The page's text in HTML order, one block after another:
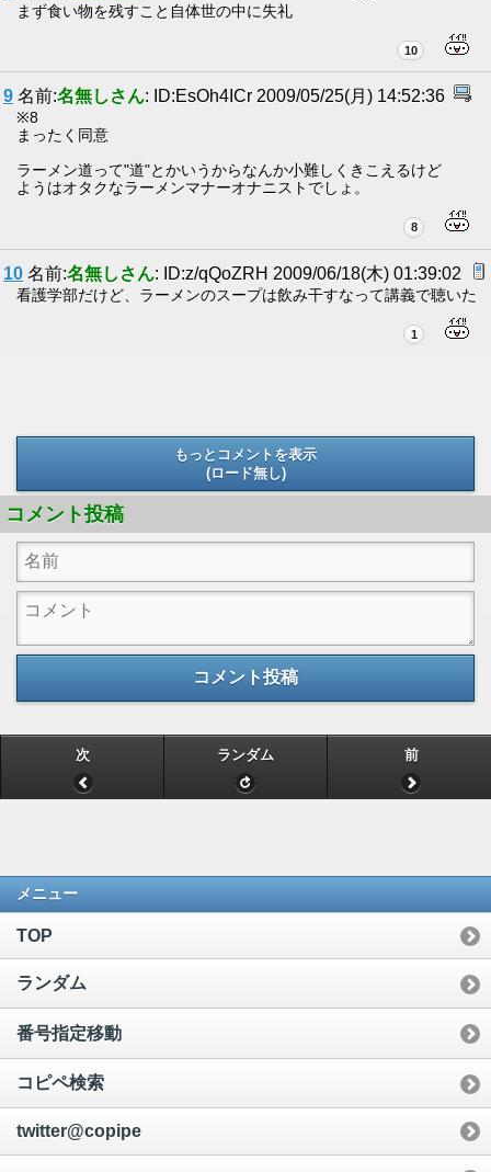
まず食い物を残すこと自体世の中に失礼
10
9 名前:名無しさん: ID:EsOh4ICr 2009/05/25(月) 14:52:36
※8
まったく同意
ラーメン道って"道"とかいうからなんか小難しくきこえるけど
ようはオタクなラーメンマナーオナニストでしょ。
8
10 名前:名無しさん: ID:z/qQoZRH 2009/06/18(木) 01:39:02
看護学部だけど、ラーメンのスープは飲み干すなって講義で聴いた
1
もっとコメントを表示
(ロード無し)
コメント投稿
コメント投稿
次 ランダム 前
メニュー
TOP
ランダム
番号指定移動
コピペ検索
twitter@copipe